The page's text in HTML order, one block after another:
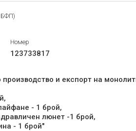
БФП)
Номер
123733817
и експорт на
- 1 брой,
люнет -1 брой,
- 1 брой"